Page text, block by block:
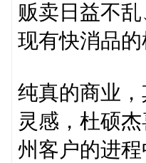
贩卖日益不
现有快消品
纯真的商业
灵感，杜硕
州客户的进